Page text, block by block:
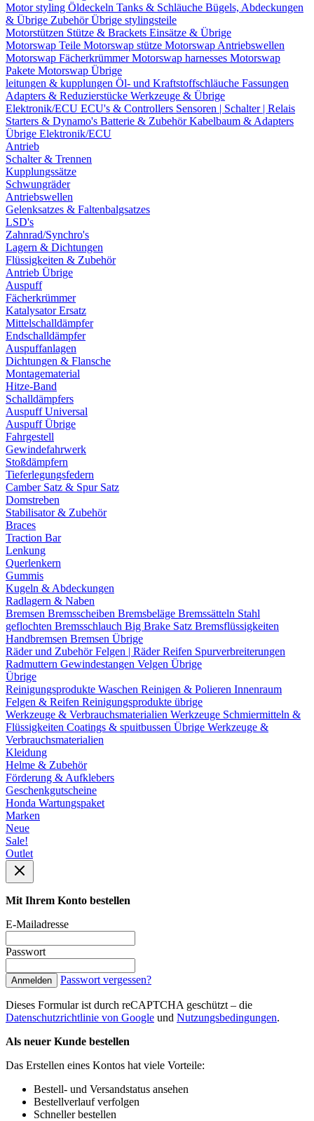
Motor styling Öldeckeln Tanks & Schläuche Bügels, Abdeckungen
& Übrige ZubehörÜbrige stylingsteile
Motorstützen Stütze & Brackets Einsätze & Übrige
Motorswap Teile Motorswap stütze Motorswap Antriebswellen
Motorswap FächerkrümmerMotorswap harnesses Motorswap
Pakete Motorswap Übrige
leitungen & kupplungen Öl- und Kraftstoffschläuche Fassungen
Adapters & Reduzierstücke Werkzeuge & Übrige
Elektronik/ECU ECU's & Controllers Sensoren | Schalter | Relais
Starters & Dynamo's Batterie & ZubehörKabelbaum & Adapters
Übrige Elektronik/ECU
Antrieb
Schalter & Trennen
Kupplungssätze
Schwungräder
Antriebswellen
Gelenksatzes & Faltenbalgsatzes
LSD's
Zahnrad/Synchro's
Lagern & Dichtungen
Flüssigkeiten & Zubehör
Antrieb Übrige
Auspuff
Fächerkrümmer
Katalysator Ersatz
Mittelschalldämpfer
Endschalldämpfer
Auspuffanlagen
Dichtungen & Flansche
Montagematerial
Hitze-Band
Schalldämpfers
Auspuff Universal
Auspuff Übrige
Fahrgestell
Gewindefahrwerk
Stoßdämpfern
Tieferlegungsfedern
Camber Satz & Spur Satz
Domstreben
Stabilisator & Zubehör
Braces
Traction Bar
Lenkung
Querlenkern
Gummis
Kugeln & Abdeckungen
Radlagern & Naben
Bremsen Bremsscheiben Bremsbeläge Bremssätteln Stahl
geflochten Bremsschlauch Big Brake Satz Bremsflüssigkeiten
Handbremsen Bremsen Übrige
Räder und ZubehörFelgen | RäderReifen Spurverbreiterungen
Radmuttern Gewindestangen Velgen Übrige
Übrige
Reinigungsprodukte Waschen Reinigen & Polieren Innenraum
Felgen & Reifen Reinigungsprodukte übrige
Werkzeuge & Verbrauchsmaterialien Werkzeuge Schmiermitteln &
Flüssigkeiten Coatings & spuitbussen Übrige Werkzeuge &
Verbrauchsmaterialien
Kleidung
Helme & Zubehör
Förderung & Aufklebers
Geschenkgutscheine
Honda Wartungspaket
Marken
Neue
Sale!
Outlet
Mit Ihrem Konto bestellen
E-Mailadresse
Passwort
Anmelden Passwort vergessen?
Dieses Formular ist durch reCAPTCHA geschützt – die
Datenschutzrichtlinie von Google und Nutzungsbedingungen.
Als neuer Kunde bestellen
Das Erstellen eines Kontos hat viele Vorteile:
Bestell- und Versandstatus ansehen
Bestellverlauf verfolgen
Schneller bestellen